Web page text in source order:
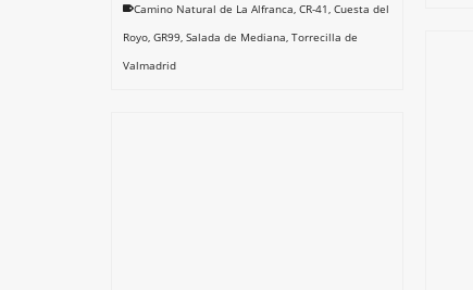
Camino Natural de La Alfranca, CR-41, Cuesta del
Royo, GR99, Salada de Mediana, Torrecilla de
Valmadrid